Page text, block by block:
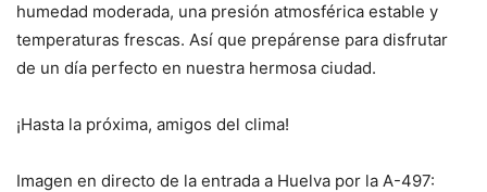
humedad moderada, una presión atmosférica estable y
temperaturas frescas. Así que prepárense para disfrutar
de un día perfecto en nuestra hermosa ciudad.
¡Hasta la próxima, amigos del clima!
Imagen en directo de la entrada a Huelva por la A-497: